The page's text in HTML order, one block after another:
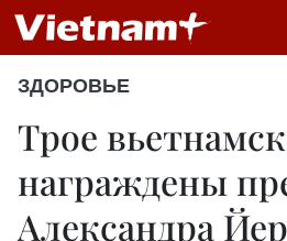
ЗДОРОВЬЕ
Трое
награждены
Александра